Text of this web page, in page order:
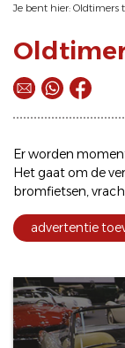
Je bent hier: Oldtimers
Er worden
Het gaat om de
bromfietsen,
advertentie